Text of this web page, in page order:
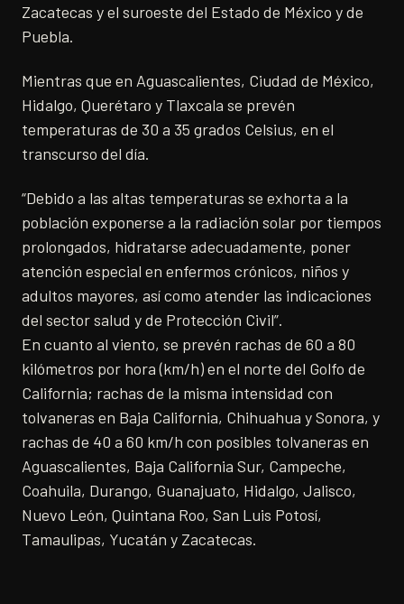
Zacatecas y el suroeste del Estado de México y de
Puebla.
Mientras que en Aguascalientes, Ciudad de México,
Hidalgo, Querétaro y Tlaxcala se prevén
temperaturas de 30 a 35 grados Celsius, en el
transcurso del día.
“Debido a las altas temperaturas se exhorta a la
población exponerse a la radiación solar por tiempos
prolongados, hidratarse adecuadamente, poner
atención especial en enfermos crónicos, niños y
adultos mayores, así como atender las indicaciones
del sector salud y de Protección Civil”.
En cuanto al viento, se prevén rachas de 60 a 80
kilómetros por hora (km/h) en el norte del Golfo de
California; rachas de la misma intensidad con
tolvaneras en Baja California, Chihuahua y Sonora, y
rachas de 40 a 60 km/h con posibles tolvaneras en
Aguascalientes, Baja California Sur, Campeche,
Coahuila, Durango, Guanajuato, Hidalgo, Jalisco,
Nuevo León, Quintana Roo, San Luis Potosí,
Tamaulipas, Yucatán y Zacatecas.